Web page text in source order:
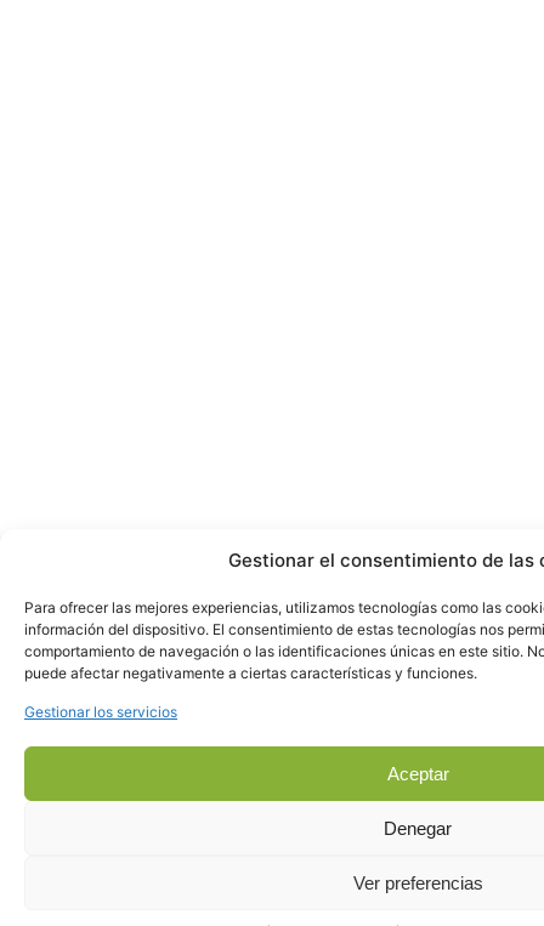
Gestionar el consentimiento de las
Para ofrecer las mejores experiencias, utilizamos tecnologías como las
información del dispositivo. El consentimiento de estas tecnologías nos
comportamiento de navegación o las identificaciones únicas en este sitio.
puede afectar negativamente a ciertas características y funciones.
Gestionar los servicios
Aceptar
Denegar
Ver preferencias